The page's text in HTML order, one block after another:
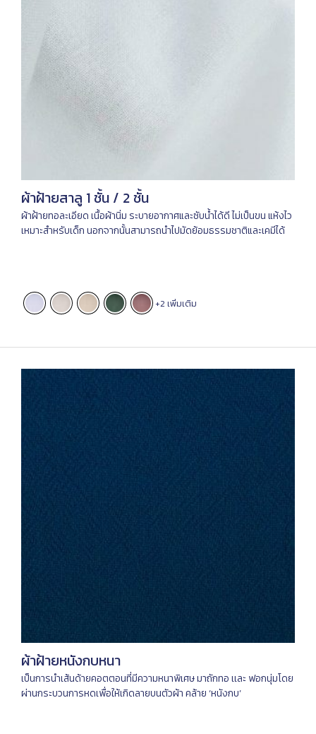
ผ้าฝ้ายสาลู 1 ชั้น / 2 ชั้น
ผ้าฝ้ายทอละเอียด เนื้อผ้านิ่ม ระบายอากาศและซับน้ำได้ดี ไม่เป็นขน แห้งไว
เหมาะสำหรับเด็ก นอกจากนั้นสามารถนำไปมัดย้อมธรรมชาติและเคมีได้
+2 เพิ่มเติม
ผ้าฝ้ายหนังกบหนา
เป็นการนําเส้นด้ายคอตตอนที่มีความหนาพิเศษ มาถักทอ เเละ ฟอกนุ่มโดย
ผ่านกระบวนการหดเพื่อให้เกิดลายบนตัวผ้า คล้าย ‘หนังกบ’